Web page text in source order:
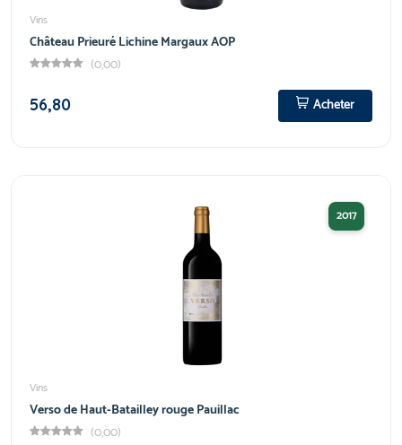
Vins
Château Prieuré Lichine Margaux AOP
(0,00)
56,80
Acheter
2017
Vins
Verso de Haut-Batailley rouge Pauillac
(0,00)